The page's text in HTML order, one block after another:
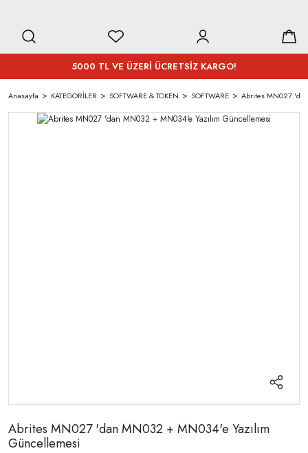
5000 TL VE ÜZERİ ÜCRETSİZ KARGO!
Anasayfa KATEGORİLER SOFTWARE & TOKEN SOFTWARE Abrites MN027
Abrites MN027 'dan MN032 + MN034'e Yazılım
Güncellemesi